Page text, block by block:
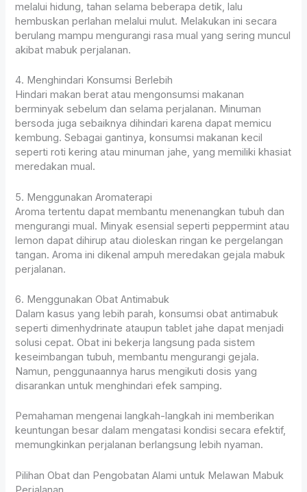
melalui hidung, tahan selama beberapa detik, lalu
hembuskan perlahan melalui mulut. Melakukan ini secara
berulang mampu mengurangi rasa mual yang sering muncul
akibat mabuk perjalanan.
4. Menghindari Konsumsi Berlebih
Hindari makan berat atau mengonsumsi makanan
berminyak sebelum dan selama perjalanan. Minuman
bersoda juga sebaiknya dihindari karena dapat memicu
kembung. Sebagai gantinya, konsumsi makanan kecil
seperti roti kering atau minuman jahe, yang memiliki khasiat
meredakan mual.
5. Menggunakan Aromaterapi
Aroma tertentu dapat membantu menenangkan tubuh dan
mengurangi mual. Minyak esensial seperti peppermint atau
lemon dapat dihirup atau dioleskan ringan ke pergelangan
tangan. Aroma ini dikenal ampuh meredakan gejala mabuk
perjalanan.
6. Menggunakan Obat Antimabuk
Dalam kasus yang lebih parah, konsumsi obat antimabuk
seperti dimenhydrinate ataupun tablet jahe dapat menjadi
solusi cepat. Obat ini bekerja langsung pada sistem
keseimbangan tubuh, membantu mengurangi gejala.
Namun, penggunaannya harus mengikuti dosis yang
disarankan untuk menghindari efek samping.
Pemahaman mengenai langkah-langkah ini memberikan
keuntungan besar dalam mengatasi kondisi secara efektif,
memungkinkan perjalanan berlangsung lebih nyaman.
Pilihan Obat dan Pengobatan Alami untuk Melawan Mabuk